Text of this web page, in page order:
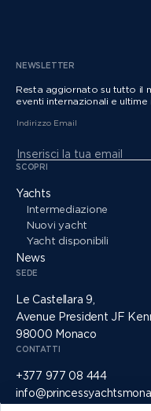
NEWSLETTER
Resta aggiornato su tutto il
eventi internazionali e
Indirizzo Email
SCOPRI
Yachts
Intermediazione
Nuovi yacht
Yacht disponibili
News
SEDE
Le Castellara 9,
Avenue President JF
98000 Monaco
CONTATTI
+377 977 08 444